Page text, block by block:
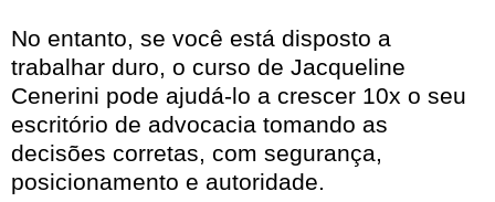
No entanto, se você está disposto a
trabalhar duro, o curso de Jacqueline
Cenerini pode ajudá-lo a crescer 10x o seu
escritório de advocacia tomando as
decisões corretas, com segurança,
posicionamento e autoridade.